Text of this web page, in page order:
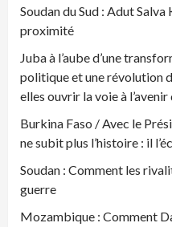
Soudan du Sud : Adut
proximité
Juba à l’aube d’une
politique et une révolution
elles ouvrir la voie à l’avenir
Burkina Faso / Avec le
ne subit plus l’histoire : il
Soudan : Comment les
guerre
Mozambique : Comment